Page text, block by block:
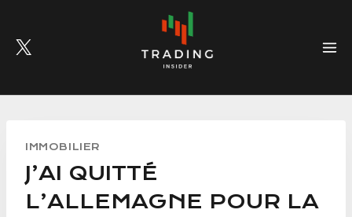
content
IMMOBILIER
J’AI QUITTÉ
L’ALLEMAGNE POUR LA